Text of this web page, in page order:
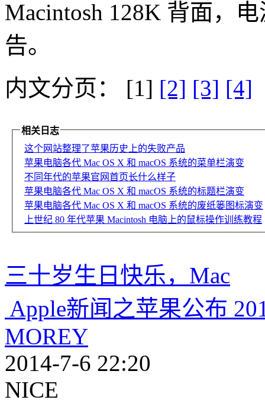
Macintosh 128K 背面，
告。
内文分页： [1] [2] [3] [4]
相关日志
这个网站整理了苹果历史上的失败产品
苹果电脑各代 Mac OS X 和 macOS 系统的菜单栏演变
不同年代的苹果官网首页长什么样子
苹果电脑各代 Mac OS X 和 macOS 系统的标题栏演变
苹果电脑各代 Mac OS X 和 macOS 系统的废纸篓图标演变
上世纪 80 年代苹果 Macintosh 电脑上的鼠标操作训练教程
三十岁生日快乐，Mac
Apple新闻之苹果公布
MOREY
2014-7-6 22:20
NICE